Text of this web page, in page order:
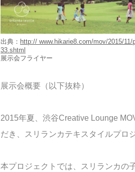
出典： http:// www.hikarie8.com/mov/2015/11/
33.shtml
展示会フライヤー
展示会概要（以下抜粋）
2015年夏、渋谷Creative Lounge
だき、スリランカテキスタイルプロ
本プロジェクトでは、スリランカの